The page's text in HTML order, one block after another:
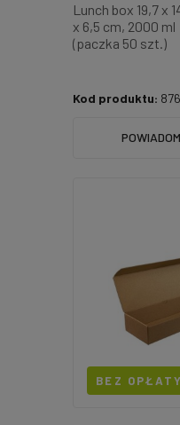
Lunch box 19,7 x
x 6,5 cm, 2000 ml
(paczka 50 szt.)
Kod produktu:
BEZ